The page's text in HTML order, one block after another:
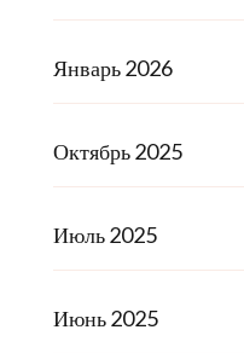
Январь 2026
Октябрь 2025
Июль 2025
Июнь 2025